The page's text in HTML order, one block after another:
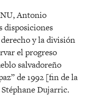
Antonio
disposiciones
y la división
el progreso
salvadoreño
de 1992 [fin de la
Dujarric.